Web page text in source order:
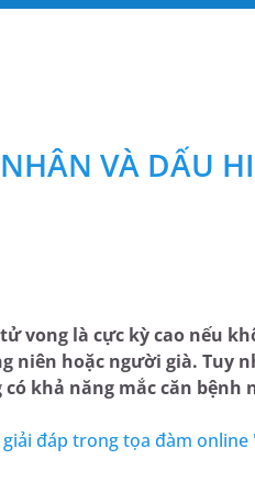
VÀ DẤU
vong là cực kỳ cao nếu
hoặc người già. Tuy
khả năng mắc căn bệnh
đáp trong tọa đàm